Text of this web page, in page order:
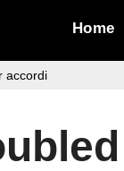
Home
accordi